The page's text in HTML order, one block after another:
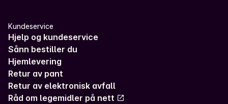
Kundeservice
Hjelp og kundeservice
Sånn bestiller du
Hjemlevering
Retur av pant
Retur av elektronisk avfall
Råd om legemidler på nett